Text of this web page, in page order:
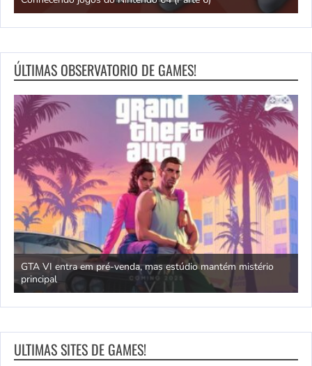
ÚLTIMAS OBSERVATORIO DE GAMES!
GTA VI entra em pré-venda, mas estúdio mantém mistério
principal
ULTIMAS SITES DE GAMES!